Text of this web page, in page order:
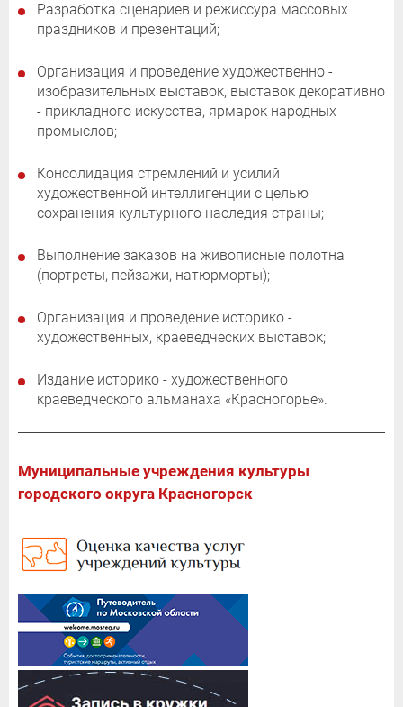
Разработка сценариев и режиссура массовых
праздников и презентаций;
Организация и проведение художественно -
изобразительных выставок, выставок декоративно
- прикладного искусства, ярмарок народных
промыслов;
Консолидация стремлений и усилий
художественной интеллигенции с целью
сохранения культурного наследия страны;
Выполнение заказов на живописные полотна
(портреты, пейзажи, натюрморты);
Организация и проведение историко -
художественных, краеведческих выставок;
Издание историко - художественного
краеведческого альманаха «Красногорье».
Муниципальные учреждения культуры
городского округа Красногорск